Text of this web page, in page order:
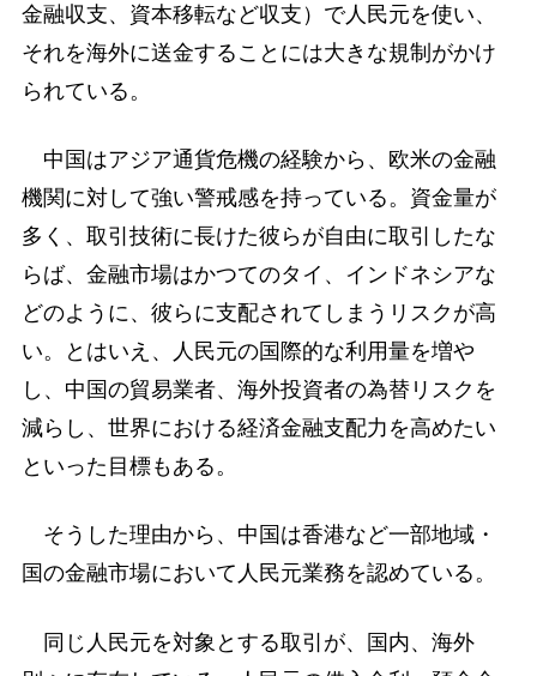
金融収支、資本移転など収支）で人民元を使い、
それを海外に送金することには大きな規制がかけ
られている。
中国はアジア通貨危機の経験から、欧米の金融
機関に対して強い警戒感を持っている。資金量が
多く、取引技術に長けた彼らが自由に取引したな
らば、金融市場はかつてのタイ、インドネシアな
どのように、彼らに支配されてしまうリスクが高
い。とはいえ、人民元の国際的な利用量を増や
し、中国の貿易業者、海外投資者の為替リスクを
減らし、世界における経済金融支配力を高めたい
といった目標もある。
そうした理由から、中国は香港など一部地域・
国の金融市場において人民元業務を認めている。
同じ人民元を対象とする取引が、国内、海外